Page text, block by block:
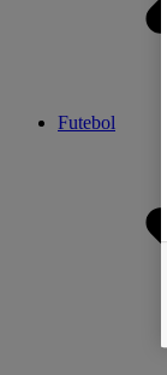
Futebol